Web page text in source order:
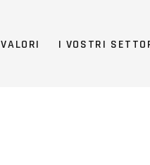
VALORI I VOSTRI